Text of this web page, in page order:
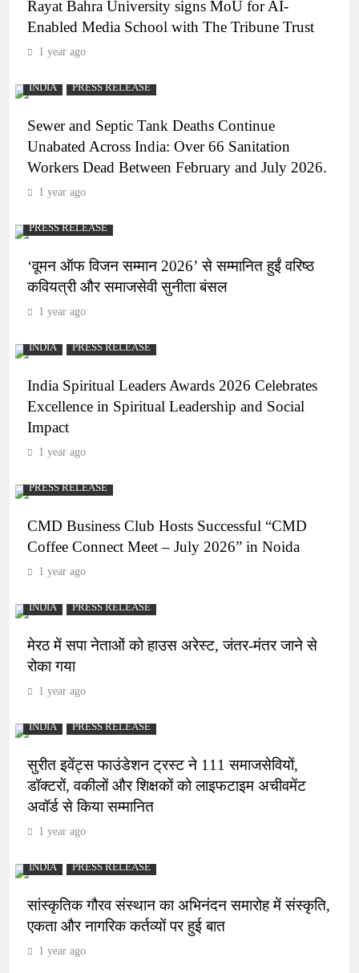
Rayat Bahra University signs MoU for AI-
Enabled Media School with The Tribune Trust
1 year ago
INDIA PRESS RELEASE
Sewer and Septic Tank Deaths Continue
Unabated Across India: Over 66 Sanitation
Workers Dead Between February and July 2026.
1 year ago
PRESS RELEASE
‘वूमन ऑफ विजन सम्मान 2026’ से सम्मानित हुईं वरिष्ठ
कवियत्री और समाजसेवी सुनीता बंसल
1 year ago
INDIA PRESS RELEASE
India Spiritual Leaders Awards 2026 Celebrates
Excellence in Spiritual Leadership and Social
Impact
1 year ago
PRESS RELEASE
CMD Business Club Hosts Successful “CMD
Coffee Connect Meet – July 2026” in Noida
1 year ago
INDIA PRESS RELEASE
मेरठ में सपा नेताओं को हाउस अरेस्ट, जंतर-मंतर जाने से
रोका गया
1 year ago
INDIA PRESS RELEASE
सुरीत इवेंट्स फाउंडेशन ट्रस्ट ने 111 समाजसेवियों,
डॉक्टरों, वकीलों और शिक्षकों को लाइफटाइम अचीवमेंट
अवॉर्ड से किया सम्मानित
1 year ago
INDIA PRESS RELEASE
सांस्कृतिक गौरव संस्थान का अभिनंदन समारोह में संस्कृति,
एकता और नागरिक कर्तव्यों पर हुई बात
1 year ago